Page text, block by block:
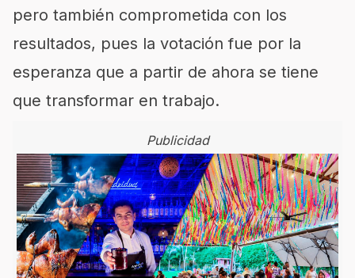
pero también comprometida con los
resultados, pues la votación fue por la
esperanza que a partir de ahora se tiene
que transformar en trabajo.
Publicidad